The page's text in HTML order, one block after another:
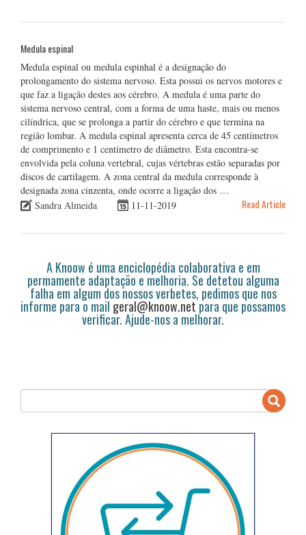
Medula espinal
Medula espinal ou medula espinhal é a designação do
prolongamento do sistema nervoso. Esta possui os nervos motores e
que faz a ligação destes aos cérebro. A medula é uma parte do
sistema nervoso central, com a forma de uma haste, mais ou menos
cilíndrica, que se prolonga a partir do cérebro e que termina na
região lombar. A medula espinal apresenta cerca de 45 centímetros
de comprimento e 1 centímetro de diâmetro. Esta encontra-se
envolvida pela coluna vertebral, cujas vértebras estão separadas por
discos de cartilagem. A zona central da medula corresponde à
designada zona cinzenta, onde ocorre a ligação dos …
Sandra Almeida
11-11-2019 Read Article
A Knoow é uma enciclopédia colaborativa e em
permamente adaptação e melhoria. Se detetou alguma
falha em algum dos nossos verbetes, pedimos que nos
informe para o mail geral@knoow.netpara que possamos
verificar. Ajude-nos a melhorar.